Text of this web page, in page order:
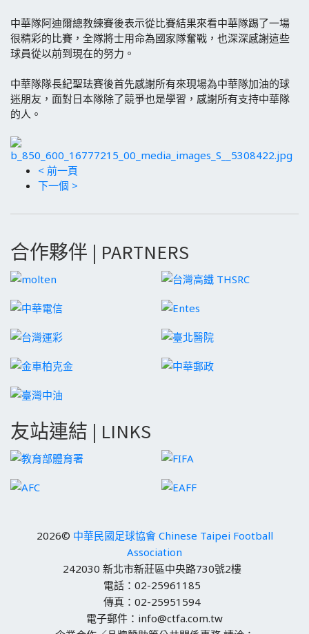
中華隊阿迪爾總教練賽後表示從比賽結果來看中華隊踢了一場
很精彩的比賽，全隊將士用命為國家隊奮戰，也深深感謝這些
球員從以前到現在的努力。
中華隊隊長紀聖珐賽後首先感謝所有來現場為中華隊加油的球
迷朋友，面對日本隊除了競爭也是學習，感謝所有支持中華隊
的人。
< 前一頁
下一個 >
合作夥伴 | PARTNERS
友站連結 | LINKS
2026© 中華民國足球協會 Chinese Taipei Football
Association
242030 新北市新莊區中央路730號2樓
電話：02-25961185
傳真：02-25951594
電子郵件：info@ctfa.com.tw